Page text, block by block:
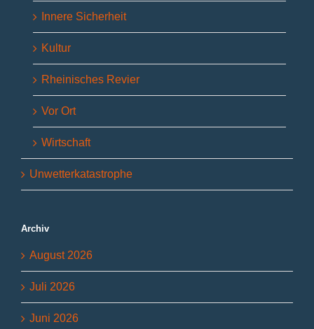
Innere Sicherheit
Kultur
Rheinisches Revier
Vor Ort
Wirtschaft
Unwetterkatastrophe
Archiv
August 2026
Juli 2026
Juni 2026